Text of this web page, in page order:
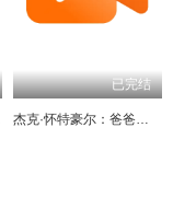
已完结
杰克·怀特豪尔：爸爸教我做爸爸